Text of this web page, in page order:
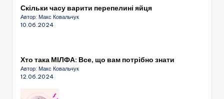
Скільки часу варити перепелині яйця
Автор: Макс Ковальчук
10.06.2024
Хто така МІЛФА: Все, що вам потрібно знати
Автор: Макс Ковальчук
12.06.2024